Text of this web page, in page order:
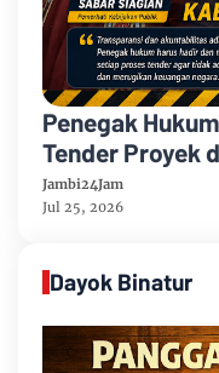
Penegak
Tender Proyek
Jambi,
Kabupaten
Jambi24Jam
Jul 25, 2026
Dayok Binatur